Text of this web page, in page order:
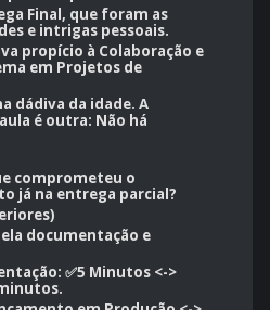
Final, que foram as
e intrigas pessoais.
propício à Colaboração e
em Projetos de
dádiva da idade. A
é outra: Não há
comprometeu o
já na entrega parcial?
documentação e
✅5 Minutos <->